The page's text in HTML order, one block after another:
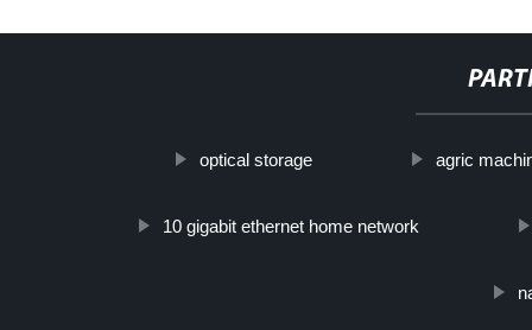
optical storage agric
10 gigabit ethernet home network